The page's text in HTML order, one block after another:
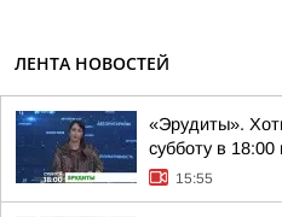
ЛЕНТА НОВОСТЕЙ
«Эрудиты».
субботу в
15:55